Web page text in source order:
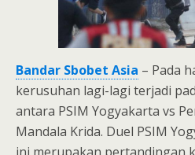
Bandar Sbobet Asia – Pada
kerusuhan lagi-lagi terjadi
antara PSIM Yogyakarta vs
Mandala Krida. Duel PSIM